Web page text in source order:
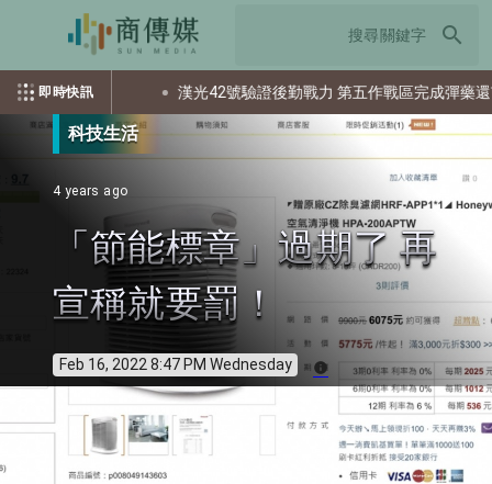
search
即時快訊
少個資？ 漢光42號驗證後勤戰力 第五作戰區完成彈藥還屯整
科技生活
4 years ago
「節能標章」過期了 再
宣稱就要罰！
Feb 16, 2022 8:47 PM Wednesday info